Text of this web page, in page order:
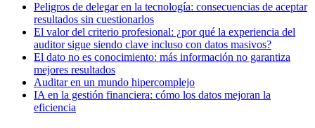
Peligros de delegar en la tecnología: consecuencias de aceptar
resultados sin cuestionarlos
El valor del criterio profesional: ¿por qué la experiencia del
auditor sigue siendo clave incluso con datos masivos?
El dato no es conocimiento: más información no garantiza
mejores resultados
Auditar en un mundo hipercomplejo
IA en la gestión financiera: cómo los datos mejoran la
eficiencia